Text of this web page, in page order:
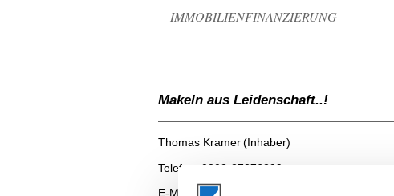
IMMOBILIENFINANZIERUNG
Makeln aus Leidenschaft..!
Thomas Kramer(Inhaber)
Telefon: 0202-27276299
E-Mail:
info@thomaskramer-immobilien.de